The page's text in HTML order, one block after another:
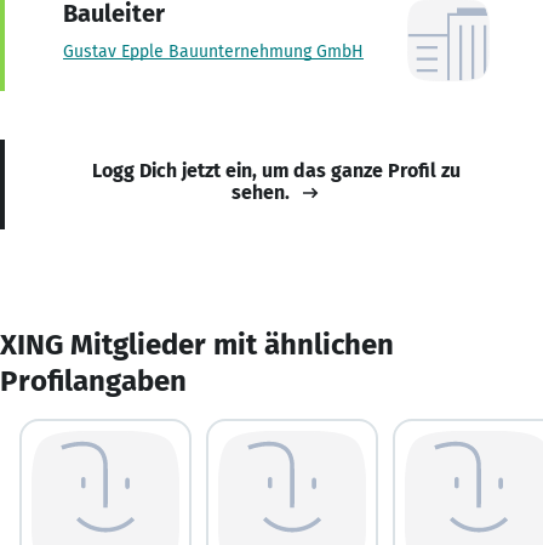
Bauleiter
Gustav Epple Bauunternehmung GmbH
Logg Dich jetzt ein, um das ganze Profil zu
sehen.
XING Mitglieder mit ähnlichen
Profilangaben